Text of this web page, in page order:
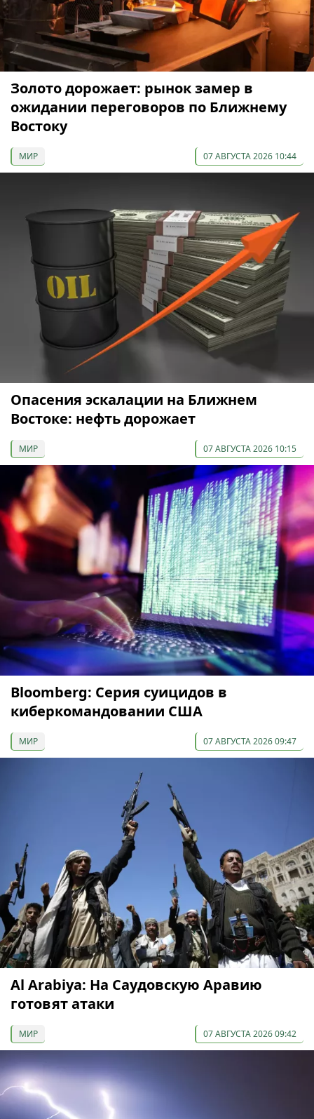
Золото дорожает: рынок замер в
ожидании переговоров по Ближнему
Востоку
МИР 07 АВГУСТА 2026 10:44
Опасения эскалации на Ближнем
Востоке: нефть дорожает
МИР 07 АВГУСТА 2026 10:15
Bloomberg: Серия суицидов в
киберкомандовании США
МИР 07 АВГУСТА 2026 09:47
Al Arabiya: На Саудовскую Аравию
готовят атаки
МИР 07 АВГУСТА 2026 09:42